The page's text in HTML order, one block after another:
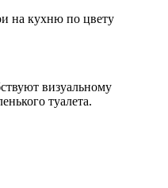
на кухню по цвету
визуальному
туалета.